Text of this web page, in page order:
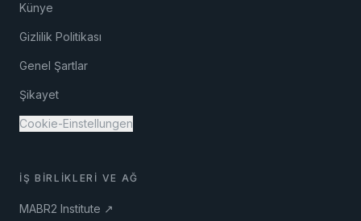
Künye
Gizlilik Politikası
Genel Şartlar
Şikayet
Cookie-Einstellungen
İŞ BIRLIKLERI VE AĞ
MABR2 Institute ↗